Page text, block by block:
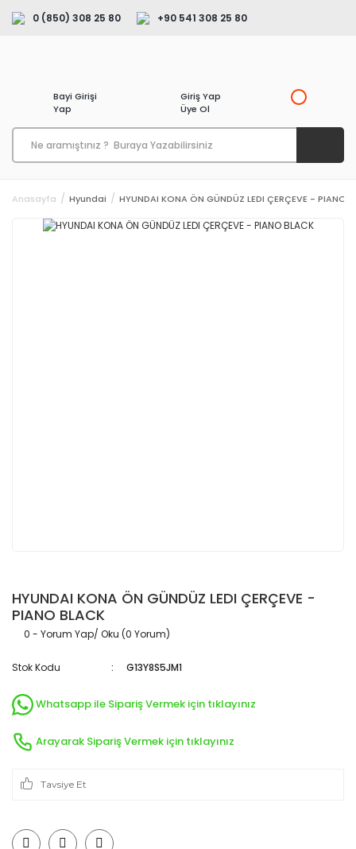
0 (850) 308 25 80 +90 541 308 25 80
Bayi Girişi
Yap
Giriş Yap
Üye Ol
Anasayfa Hyundai HYUNDAI KONA ÖN GÜNDÜZ LEDI ÇERÇEVE - PIANO
HYUNDAI KONA ÖN GÜNDÜZ LEDI ÇERÇEVE -
PIANO BLACK
0 - Yorum Yap/ Oku (0 Yorum)
Stok Kodu G13Y8S5JM1
Whatsapp ile Sipariş Vermek için tıklayınız
Arayarak Sipariş Vermek için tıklayınız
Tavsiye Et